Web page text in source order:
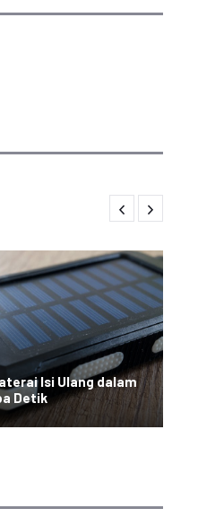
Isi Ulang dalam
Detik